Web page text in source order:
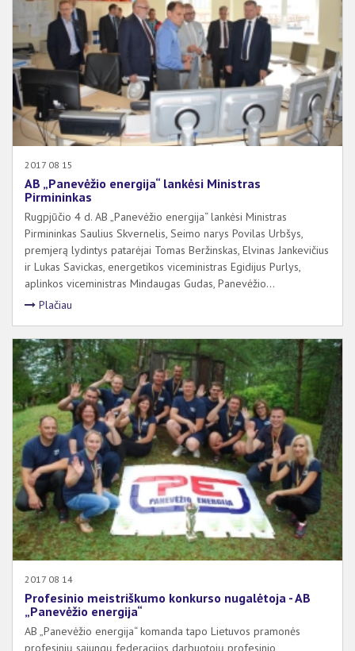
2017 08 15
AB „Panevėžio energija“ lankėsi Ministras
Pirmininkas
Rugpjūčio 4 d. AB „Panevėžio energija“ lankėsi Ministras
Pirmininkas Saulius Skvernelis, Seimo narys Povilas Urbšys,
premjerą lydintys patarėjai Tomas Beržinskas, Elvinas Jankevičius
ir Lukas Savickas, energetikos viceministras Egidijus Purlys,
aplinkos viceministras Mindaugas Gudas, Panevėžio...
Plačiau
2017 08 14
Profesinio meistriškumo konkurso nugalėtoja - AB
„Panevėžio energija“
AB „Panevėžio energija“ komanda tapo Lietuvos pramonės
profesinių sąjungų federacijos darbuotojų profesinio